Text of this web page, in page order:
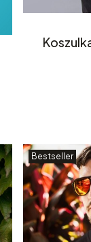
Bestseller